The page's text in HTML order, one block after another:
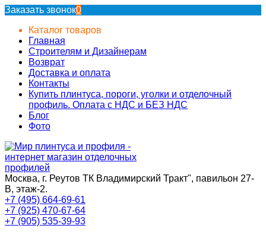
Заказать звонок0
Каталог товаров
Главная
Строителям и Дизайнерам
Возврат
Доставка и оплата
Контакты
Купить плинтуса, пороги, уголки и отделочный
профиль. Оплата с НДС и БЕЗ НДС
Блог
Фото
Москва, г. Реутов ТК Владимирский Тракт", павильон 27-
В, этаж-2.
+7 (495) 664-69-61
+7 (925) 470-67-64
+7 (905) 535-39-93